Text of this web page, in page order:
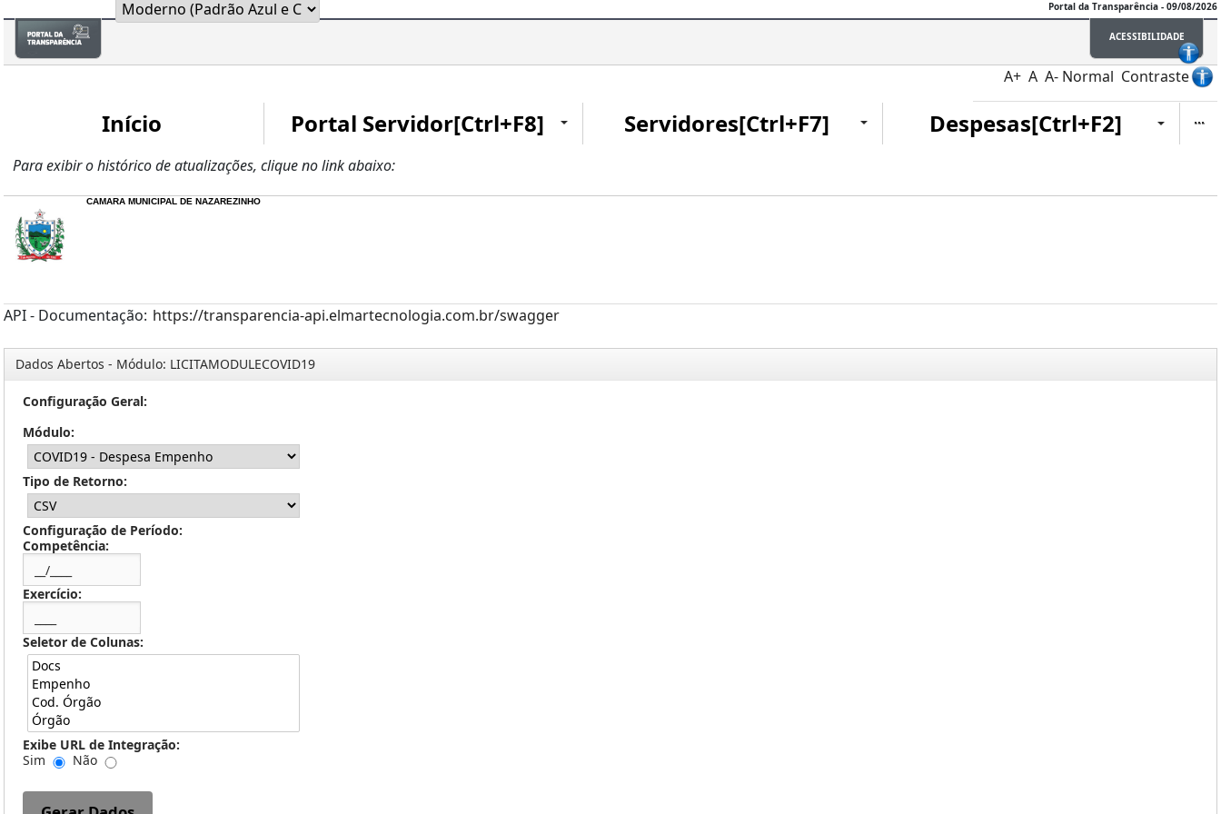
Portal da Transparência - 09/08/2026
ACESSIBILIDADE
A+ A A- Normal Contraste
Início Portal Servidor[Ctrl+F8] Servidores[Ctrl+F7] Despesas[Ctrl+F2]
Para exibir o histórico de atualizações, clique no link abaixo:
CAMARA MUNICIPAL DE NAZAREZINHO
API - Documentação: https://transparencia-api.elmartecnologia.com.br/swagger
Dados Abertos - Módulo: LICITAMODULECOVID19
Configuração Geral:
Módulo:
Tipo de Retorno:
Configuração de Período:
Competência:
Exercício:
Seletor de Colunas:
Exibe URL de Integração:
Sim
Não